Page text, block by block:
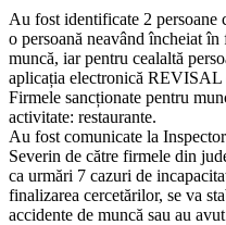
Au fost identificate 2 persoane
o persoană neavând încheiat
muncă, iar pentru cealaltă
aplicația electronică
Firmele sancționate pentru
activitate: restaurante.
Au fost comunicate la
Severin de către firmele din
ca urmări 7 cazuri de
finalizarea cercetărilor, se va
accidente de muncă sau au